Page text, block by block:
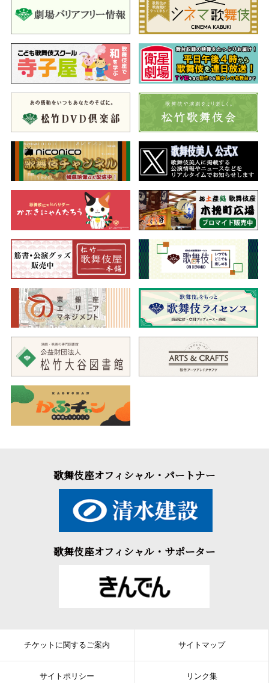
歌舞伎座オフィシャル・パートナー
歌舞伎座オフィシャル・サポーター
チケットに関するご案内 サイトマップ
サイトポリシー リンク集